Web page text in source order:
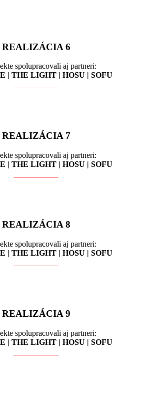
REALIZÁCIA 6
spolupracovali aj partneri:
| THE LIGHT | HOSU | SOFU
REALIZÁCIA 7
spolupracovali aj partneri:
| THE LIGHT | HOSU | SOFU
REALIZÁCIA 8
spolupracovali aj partneri:
| THE LIGHT | HOSU | SOFU
REALIZÁCIA 9
spolupracovali aj partneri:
| THE LIGHT | HOSU | SOFU